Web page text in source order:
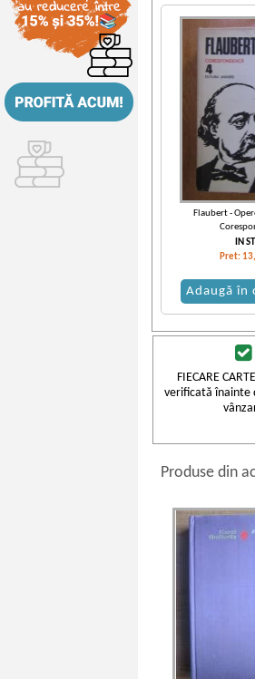
Flaubert -
IN
Pret:
Adaugă în
Flaubert -
FIECARE
verificată înainte
Produse din